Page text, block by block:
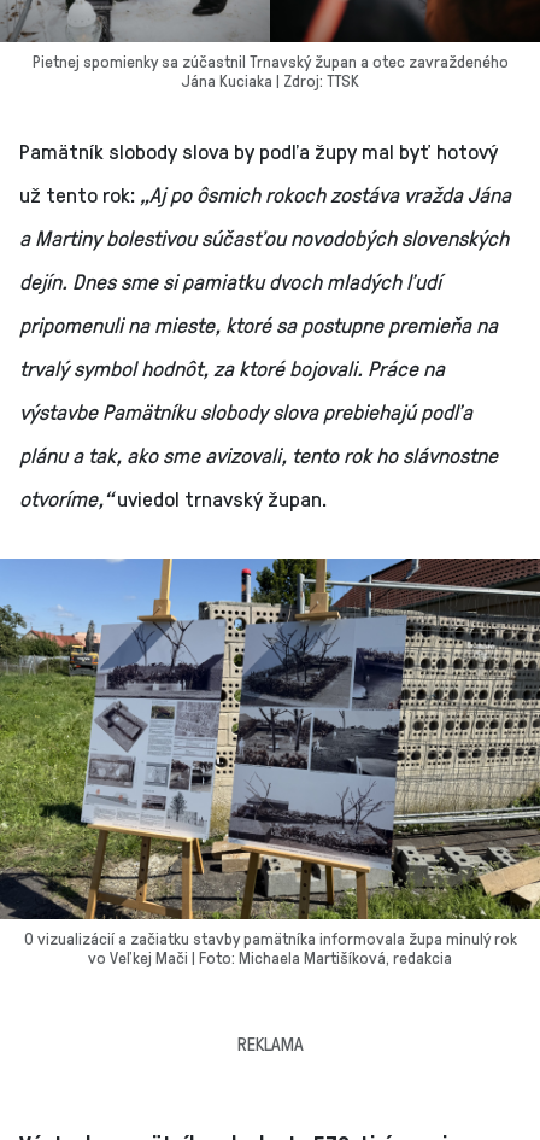
Pietnej spomienky sa zúčastnil Trnavský župan a otec zavraždeného
Jána Kuciaka | Zdroj: TTSK
Pamätník slobody slova by podľa župy mal byť hotový
už tento rok: „Aj po ôsmich rokoch zostáva vražda Jána
a Martiny bolestivou súčasťou novodobých slovenských
dejín. Dnes sme si pamiatku dvoch mladých ľudí
pripomenuli na mieste, ktoré sa postupne premieňa na
trvalý symbol hodnôt, za ktoré bojovali. Práce na
výstavbe Pamätníku slobody slova prebiehajú podľa
plánu a tak, ako sme avizovali, tento rok ho slávnostne
otvoríme,“uviedol trnavský župan.
O vizualizácií a začiatku stavby pamätníka informovala župa minulý rok
vo Veľkej Mači | Foto: Michaela Martišíková, redakcia
REKLAMA